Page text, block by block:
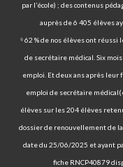
par l’école) ; des contenus
auprès de 6 405 élèves
⁵ 62 % de nos élèves ont
de secrétaire médical. Six
emploi. Et deux ans après leur
emploi de secrétaire
élèves sur les 204 élèves
dossier de renouvellement de
date du 25/06/2025 et ayant
fiche RNCP40879